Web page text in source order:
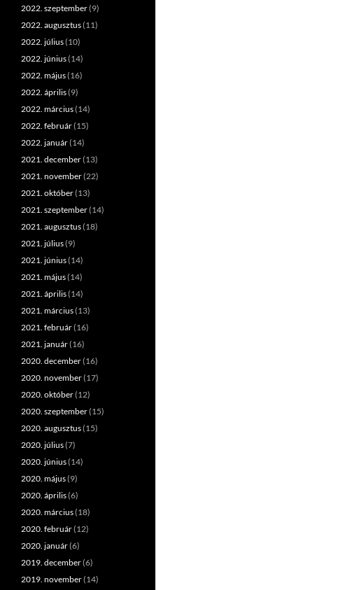
2022. szeptember(9)
2022. augusztus(11)
2022. július(10)
2022. június(14)
2022. május(16)
2022. április(9)
2022. március(14)
2022. február(15)
2022. január(14)
2021. december(13)
2021. november(22)
2021. október(13)
2021. szeptember(14)
2021. augusztus(18)
2021. július(9)
2021. június(14)
2021. május(14)
2021. április(14)
2021. március(13)
2021. február(16)
2021. január(16)
2020. december(16)
2020. november(17)
2020. október(12)
2020. szeptember(15)
2020. augusztus(15)
2020. július(7)
2020. június(14)
2020. május(9)
2020. április(6)
2020. március(18)
2020. február(12)
2020. január(6)
2019. december(6)
2019. november(14)